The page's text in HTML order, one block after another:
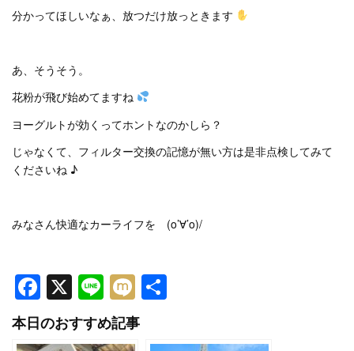
分かってほしいなぁ、放つだけ放っときます
あ、そうそう。
花粉が飛び始めてますね
ヨーグルトが効くってホントなのかしら？
じゃなくて、フィルター交換の記憶が無い方は是非点検してみて
くださいね ♪
みなさん快適なカーライフを (o’∀’o)/
Facebook
X LineMixi
本日のおすすめ記事